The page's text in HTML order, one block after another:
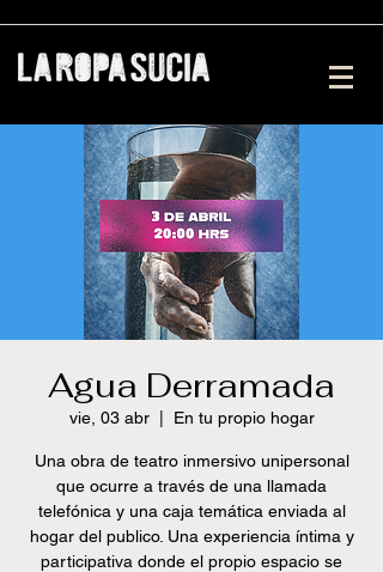
Agua Derramada
vie, 03 abr
  |
En tu propio hogar
Una obra de teatro inmersivo unipersonal
que ocurre a través de una llamada
telefónica y una caja temática enviada al
hogar del publico. Una experiencia íntima y
participativa donde el propio espacio se